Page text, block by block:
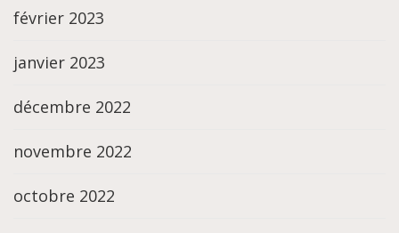
février 2023
janvier 2023
décembre 2022
novembre 2022
octobre 2022